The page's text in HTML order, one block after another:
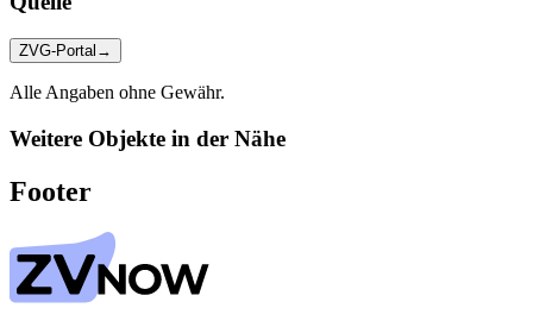
ZVG-Portal →
Alle Angaben ohne Gewähr.
Weitere Objekte in der Nähe
Footer